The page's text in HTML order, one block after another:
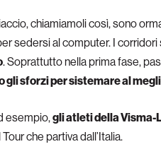
chiamiamoli così, sono
sedersi al computer. I
. Soprattutto nella prima fase,
gli sforzi per sistemare al
esempio,gli atleti della Visma-
che partiva dall’Italia.